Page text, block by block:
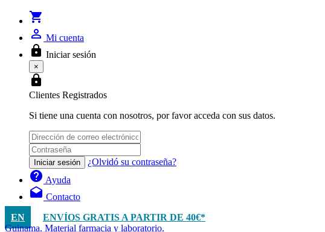
shopping_cart
person_outline Mi cuenta
lock Iniciar sesión
×
lock
Clientes Registrados
Si tiene una cuenta con nosotros, por favor acceda con sus datos.
Iniciar sesión ¿Olvidó su contraseña?
help Ayuda
drafts Contacto
EN
ENVÍOS GRATIS A PARTIR DE 40€*
Guinama. Material farmacia y laboratorio.